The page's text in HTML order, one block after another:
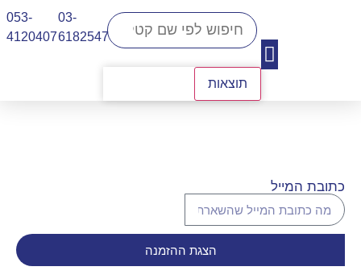
תוצאות
03-
6182547
053-
4120407​
כתובת המייל
הצגת ההזמנה